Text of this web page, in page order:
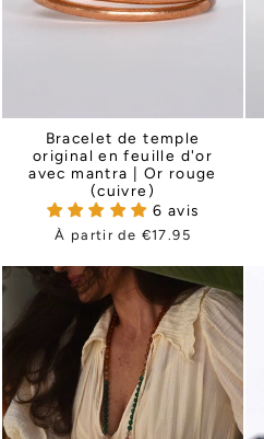
Bracelet de temple
original en feuille d'or
avec mantra | Or rouge
(cuivre)
6 avis
À partir de €17.95